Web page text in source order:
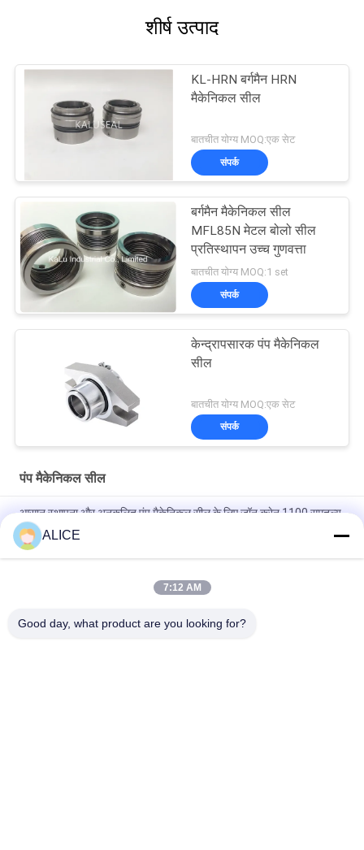
शीर्ष उत्पाद
KL-HRN बर्गमैन HRN
मैकेनिकल सील
बातचीत योग्य MOQ:एक सेट
संपर्क
बर्गमैन मैकेनिकल सील
MFL85N मेटल बोलो सील
प्रतिस्थापन उच्च गुणवत्ता
बातचीत योग्य MOQ:1 set
संपर्क
केन्द्रापसारक पंप मैकेनिकल
सील
बातचीत योग्य MOQ:एक सेट
संपर्क
पंप मैकेनिकल सील
आसान स्थापना और अनुकूलित पंप मैकेनिकल सील के लिए जॉन क्रेन 1100 समतुल्य
कार्ट्रिज सील
मैकेनिकल सील 22mm लोवारा-22-X पंप सील
KL-C2PP Flowserve ISC2PP Cartridge Type Mechanical Seal
ALICE
7:12 AM
Good day, what product are you looking for?